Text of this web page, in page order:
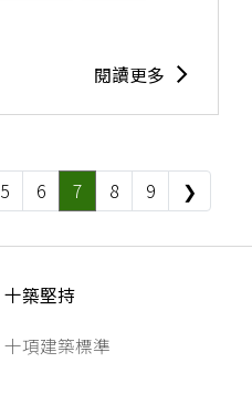
閱讀更多
5 6 7 8 9 ❯
十築堅持
十項建築標準